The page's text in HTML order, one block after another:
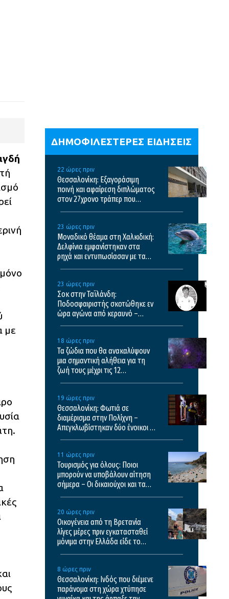
με
ΔΗΜΟΦΙΛΕΣΤΕΡΕΣ ΕΙΔΗΣΕΙΣ
22 ώρες πριν
Θεσσαλονίκη: Εξαγοράσιμη
ποινή και αφαίρεση διπλώματος
στον 27χρονο τράπερ που
23 ώρες πριν
Μοναδικό θέαμα στη Χαλκιδική:
Δελφίνια εμφανίστηκαν στα
ρηχά και εντυπωσίασαν με τα
23 ώρες πριν
Σοκ στην Ταϊλάνδη:
Ποδοσφαιριστής σκοτώθηκε εν
ώρα αγώνα από κεραυνό –
18 ώρες πριν
Τα ζώδια που θα ανακαλύψουν
μια σημαντική αλήθεια για τη
ζωή τους μέχρι τις 12
19 ώρες πριν
Θεσσαλονίκη: Φωτιά σε
διαμέρισμα στην Πολίχνη –
Απεγκλωβίστηκαν δύο ένοικοι –
11 ώρες πριν
Τουρισμός για όλους: Ποιοι
μπορούν να υποβάλουν αίτηση
σήμερα – Οι δικαιούχοι και τα
20 ώρες πριν
Οικογένεια από τη Βρετανία
λίγες μέρες πριν εγκατασταθεί
μόνιμα στην Ελλάδα είδε το
8 ώρες πριν
Θεσσαλονίκη: Ινδός που διέμενε
παράνομα στη χώρα χτύπησε